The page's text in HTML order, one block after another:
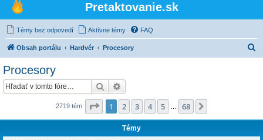
Pretaktovanie.sk
Témy bez odpovedí Aktívne témy FAQ
Obsah portálu Hardvér Procesory
Procesory
Hľadať
2719 tém Strana z68
1 2 3 4 5 68
Témy